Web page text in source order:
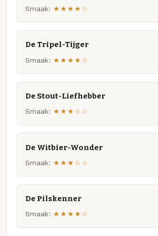
Smaak: ★★★★☆
De Tripel-Tijger
Smaak: ★★★★☆
De Stout-Liefhebber
Smaak: ★★★☆☆
De Witbier-Wonder
Smaak: ★★★☆☆
De Pilskenner
Smaak: ★★★★☆